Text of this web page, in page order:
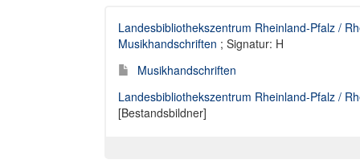
Landesbibliothekszentrum Rheinland-Pfalz /
Musikhandschriften ; Signatur: H
Musikhandschriften
Landesbibliothekszentrum Rheinland-Pfalz /
[Bestandsbildner]